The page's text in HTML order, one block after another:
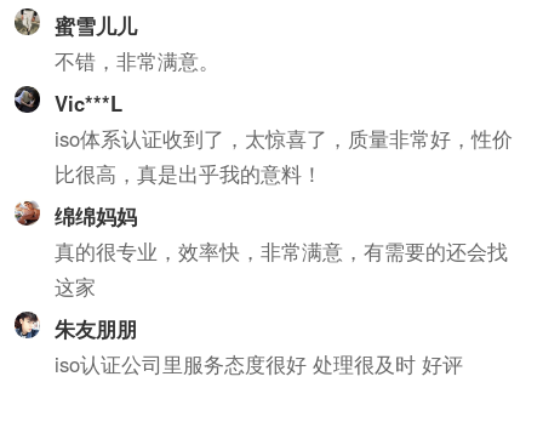
蜜雪儿儿
不错，非常满意。
Vic***L
iso体系认证收到了，太惊喜了，质量非常好，性价
比很高，真是出乎我的意料！
绵绵妈妈
真的很专业，效率快，非常满意，有需要的还会找
这家
朱友朋朋
iso认证公司里服务态度很好 处理很及时 好评